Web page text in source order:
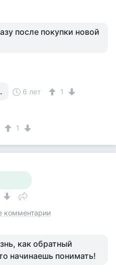
после покупки новой
6 лет 1
1
комментарии
как обратный
начинаешь понимать!